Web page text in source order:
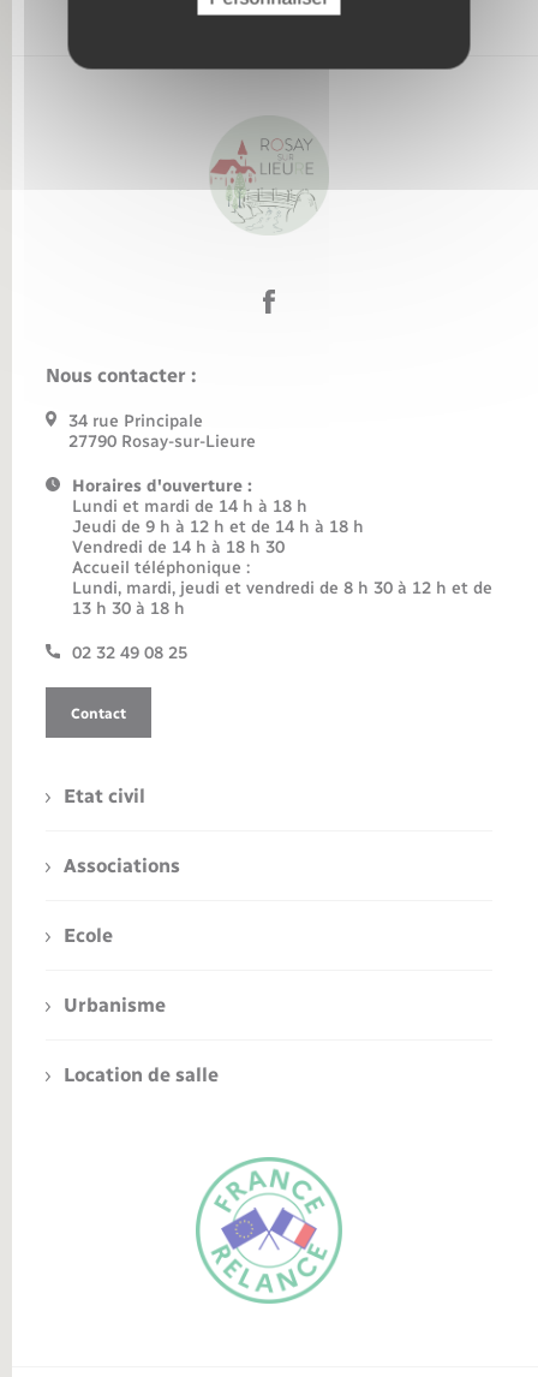
Nous contacter :
34 rue Principale
27790 Rosay-sur-Lieure
Horaires d'ouverture :
Lundi et mardi de 14 h à 18 h
Jeudi de 9 h à 12 h et de 14 h à 18 h
Vendredi de 14 h à 18 h 30
Accueil téléphonique :
Lundi, mardi, jeudi et vendredi de 8 h 30 à 12 h et de
13 h 30 à 18 h
02 32 49 08 25
Contact
Etat civil
Associations
Ecole
Urbanisme
Location de salle